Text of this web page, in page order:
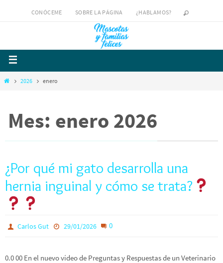
CONÓCEME SOBRE LA PÁGINA ¿HABLAMOS?
2026 enero
Mes: enero 2026
¿Por qué mi gato desarrolla una
hernia inguinal y cómo se trata?
Carlos Gut 29/01/2026 0
0.0 00 En el nuevo vídeo de Preguntas y Respuestas de un Veterinario